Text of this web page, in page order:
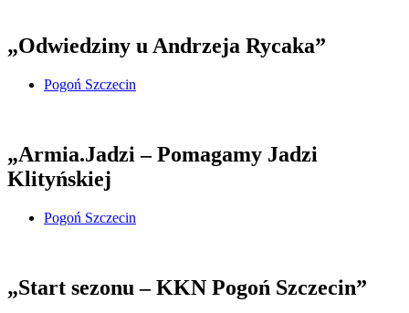
„Odwiedziny u Andrzeja Rycaka”
Pogoń Szczecin
„Armia.Jadzi – Pomagamy Jadzi
Klityńskiej
Pogoń Szczecin
„Start sezonu – KKN Pogoń Szczecin”